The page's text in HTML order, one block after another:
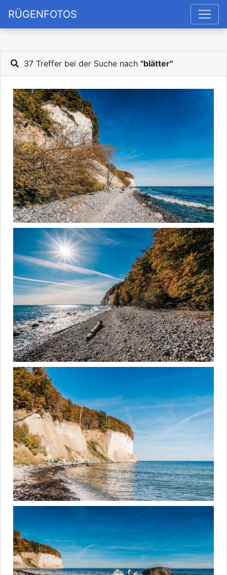
RÜGENFOTOS
37 Treffer bei der Suche nach "blätter"